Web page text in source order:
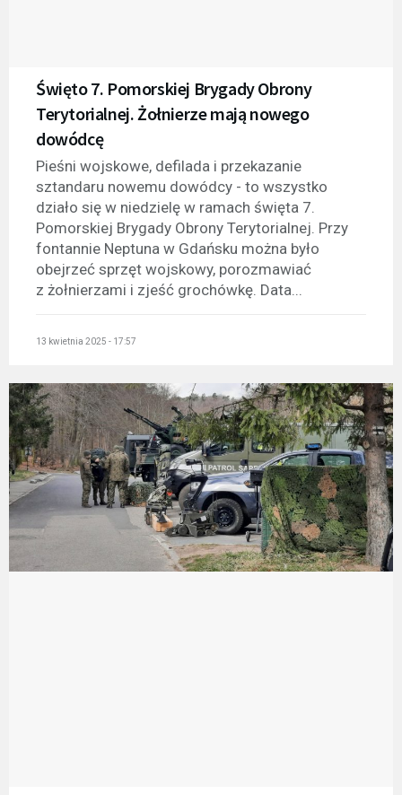
Święto 7. Pomorskiej Brygady Obrony
Terytorialnej. Żołnierze mają nowego
dowódcę
Pieśni wojskowe, defilada i przekazanie
sztandaru nowemu dowódcy - to wszystko
działo się w niedzielę w ramach święta 7.
Pomorskiej Brygady Obrony Terytorialnej. Przy
fontannie Neptuna w Gdańsku można było
obejrzeć sprzęt wojskowy, porozmawiać
z żołnierzami i zjeść grochówkę. Data...
13 kwietnia 2025 - 17:57